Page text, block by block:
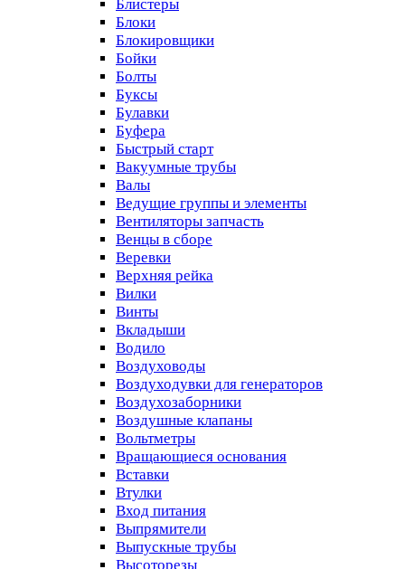
Блистеры
Блоки
Блокировщики
Бойки
Болты
Буксы
Булавки
Буфера
Быстрый старт
Вакуумные трубы
Валы
Ведущие группы и элементы
Вентиляторы запчасть
Венцы в сборе
Веревки
Верхняя рейка
Вилки
Винты
Вкладыши
Водило
Воздуховоды
Воздуходувки для генераторов
Воздухозаборники
Воздушные клапаны
Вольтметры
Вращающиеся основания
Вставки
Втулки
Вход питания
Выпрямители
Выпускные трубы
Высоторезы